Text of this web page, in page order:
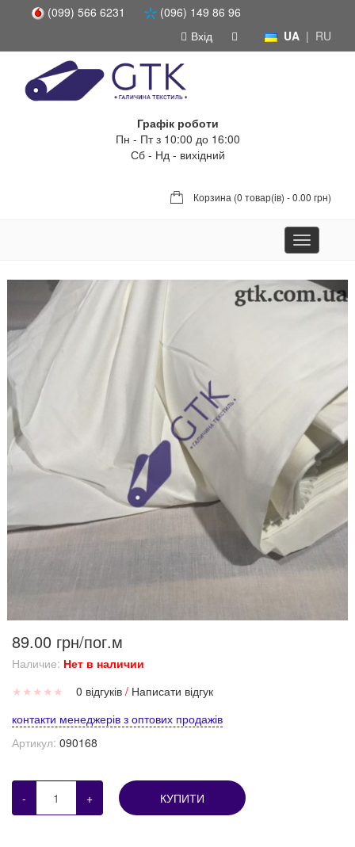
(099) 566 6231
(096) 149 86 96
UA | RU
Вхід
Графік роботи
Пн - Пт з 10:00 до 16:00
Сб - Нд - вихідний
Корзина (0 товар(ів) - 0.00 грн)
Toggle
navigation
89.00 грн/пог.м
Наличие: Нет в наличии
★ ★ ★ ★ ★ 0 відгуків / Написати відгук
контакти менеджерів з оптових продажів
Артикул: 090168
- + КУПИТИ